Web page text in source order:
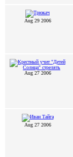
Aug 29 2006
Aug 27 2006
Aug 27 2006